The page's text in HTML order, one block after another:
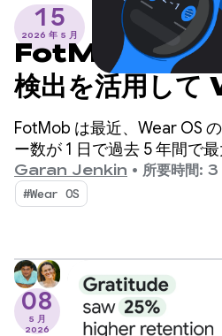
15
2026 年 5 月
FotMob がク
検出を活用し
の導入を記録的
めた方法
FotMob は最近、Wear OS
ー数が 1 日で過去 5 年間で
加を記録しました。その秘
ートフォンから Wear OS ア
るようにする、シンプルな
Garan Jenkin • 所要時間: 3
#Wear OS
08
5 月
2026